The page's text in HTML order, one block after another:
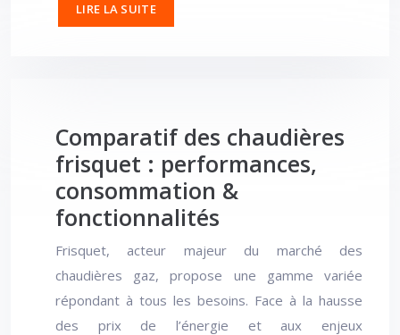
LIRE LA SUITE
Comparatif des chaudières
frisquet : performances,
consommation &
fonctionnalités
Frisquet, acteur majeur du marché des
chaudières gaz, propose une gamme variée
répondant à tous les besoins. Face à la hausse
des prix de l’énergie et aux enjeux